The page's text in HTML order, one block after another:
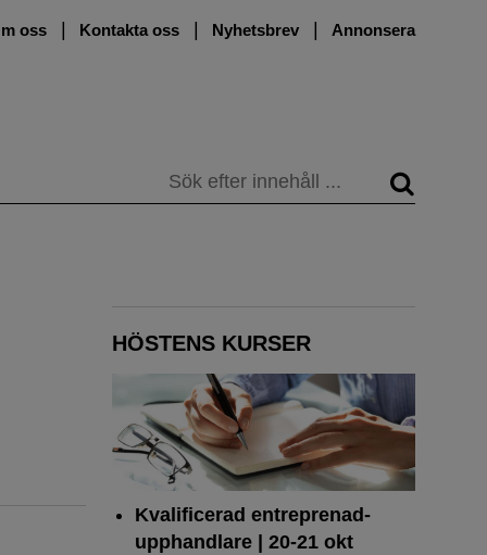
oss Kontakta oss Nyhetsbrev Annonsera
Sök
HÖSTENS KURSER
Kvalificerad entreprenad­
upphandlare
| 20-21 okt